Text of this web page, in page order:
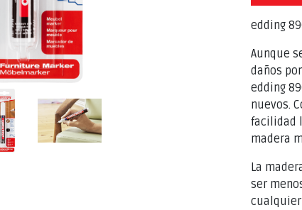
edding
Aunque
daños
edding
nuevos.
facilidad
madera
La
ser
cualquier